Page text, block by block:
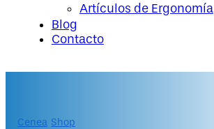
Artículos de Ergonomía
Blog
Contacto
Cenea Shop